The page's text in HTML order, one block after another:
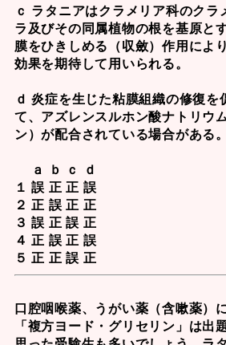
ｃ ラタニアはクラメリア科のクラ
ラ及びその同属植物の根を基原と
膜をひきしめる（収斂）作用によ
効果を期待して用いられる。
ｄ 炎症を生じた粘膜組織の修復を
て、アズレンスルホン酸ナトリウ
ン）が配合されている場合がある。
ａ ｂ ｃ ｄ
１ 誤 正 正 誤
２ 正 誤 正 正
３ 誤 正 誤 正
４ 正 誤 正 誤
５ 正 正 誤 正
口腔咽喉薬、うがい薬（含嗽薬）
「複方ヨード・グリセリン」は出